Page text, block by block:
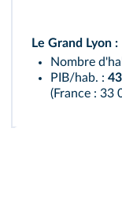
Le Grand Lyon :
Nombre
PIB/hab. :
(France : 33